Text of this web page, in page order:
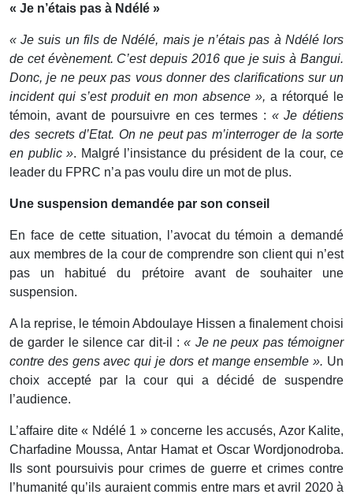
« Je n’étais pas à Ndélé »
« Je suis un fils de Ndélé, mais je n’étais pas à Ndélé lors
de cet évènement. C’est depuis 2016 que je suis à Bangui.
Donc, je ne peux pas vous donner des clarifications sur un
incident qui s’est produit en mon absence », a rétorqué le
témoin, avant de poursuivre en ces termes : « Je détiens
des secrets d’Etat. On ne peut pas m’interroger de la sorte
en public ». Malgré l’insistance du président de la cour, ce
leader du FPRC n’a pas voulu dire un mot de plus.
Une suspension demandée par son conseil
En face de cette situation, l’avocat du témoin a demandé
aux membres de la cour de comprendre son client qui n’est
pas un habitué du prétoire avant de souhaiter une
suspension.
A la reprise, le témoin Abdoulaye Hissen a finalement choisi
de garder le silence car dit-il :« Je ne peux pas témoigner
contre des gens avec qui je dors et mange ensemble ». Un
choix accepté par la cour qui a décidé de suspendre
l’audience.
L’affaire dite « Ndélé 1 » concerne les accusés, Azor Kalite,
Charfadine Moussa, Antar Hamat et Oscar Wordjonodroba.
Ils sont poursuivis pour crimes de guerre et crimes contre
l’humanité qu’ils auraient commis entre mars et avril 2020 à